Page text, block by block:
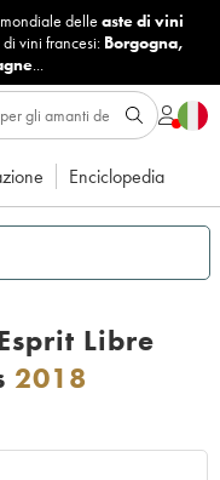
delle aste di vini
vini francesi: Borgogna,
...
Enciclopedia
Libre
2018